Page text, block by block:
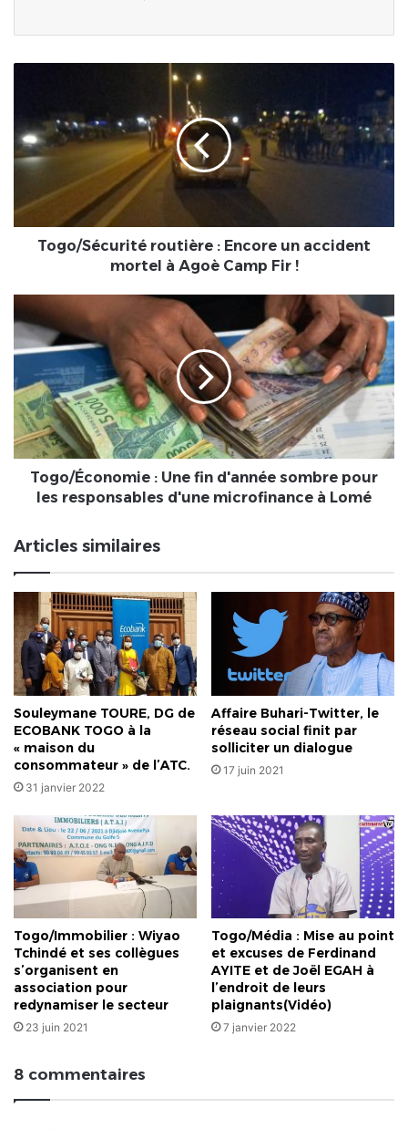
Encore
un
accident
Agoè
CampTogo/Sécurité routière : Encore un accident
mortel à Agoè Camp Fir !
Togo/
Économie
:
fin
d'année
sombre
pour
les
responsables
Lomé
Togo/Économie : Une fin d'année sombre pour
les responsables d'une microfinance à Lomé
Articles similaires
Souleymane TOURE, DG de
ECOBANK TOGO à la
« maison du
consommateur » de l’ATC.
31 janvier 2022
Affaire Buhari-Twitter, le
réseau social finit par
solliciter un dialogue
17 juin 2021
Togo/Immobilier : Wiyao
Tchindé et ses collègues
s’organisent en
association pour
redynamiser le secteur
23 juin 2021
Togo/Média : Mise au point
et excuses de Ferdinand
AYITE et de Joël EGAH à
l’endroit de leurs
plaignants(Vidéo)
7 janvier 2022
8 commentaires